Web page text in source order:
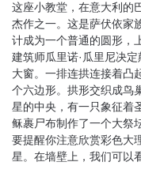
这座小教堂，在意大利的
杰作之一。这是萨伏依家
计成为一个普通的圆形，
建筑师瓜里诺·瓜里尼决
大窗。一排连拱连接着凸
个六边形。拱形交织成鸟
星的中央，有一只象征着
稣裹尸布制作了一个大祭
要提醒你注意欣赏彩色大
星。在墙壁上，我们可以